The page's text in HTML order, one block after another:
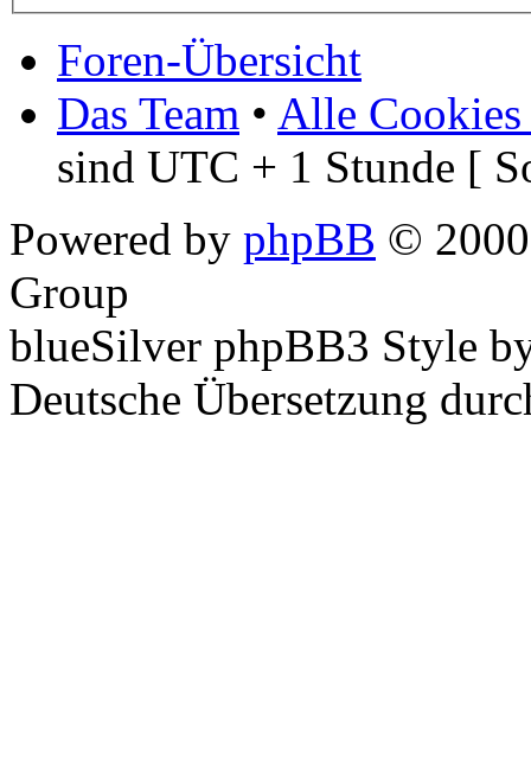
Foren-Übersicht
Das Team • Alle Cookies
sind UTC + 1 Stunde [
Powered by phpBB ©
Group
blueSilver phpBB3 Style
Deutsche Übersetzung